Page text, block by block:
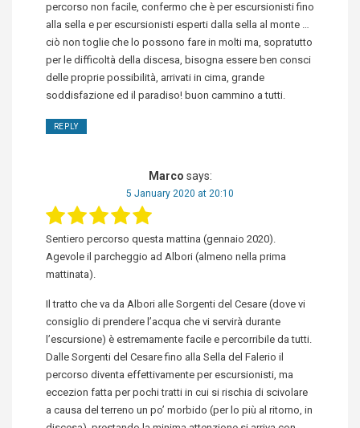
percorso non facile, confermo che è per escursionisti fino
alla sella e per escursionisti esperti dalla sella al monte …
ciò non toglie che lo possono fare in molti ma, sopratutto
per le difficoltà della discesa, bisogna essere ben consci
delle proprie possibilità, arrivati in cima, grande
soddisfazione ed il paradiso! buon cammino a tutti.
REPLY
Marco says:
5 January 2020 at 20:10
Sentiero percorso questa mattina (gennaio 2020).
Agevole il parcheggio ad Albori (almeno nella prima
mattinata).
Il tratto che va da Albori alle Sorgenti del Cesare (dove vi
consiglio di prendere l’acqua che vi servirà durante
l’escursione) è estremamente facile e percorribile da tutti.
Dalle Sorgenti del Cesare fino alla Sella del Falerio il
percorso diventa effettivamente per escursionisti, ma
eccezion fatta per pochi tratti in cui si rischia di scivolare
a causa del terreno un po’ morbido (per lo più al ritorno, in